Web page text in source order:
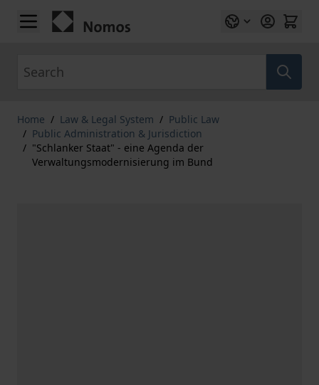
Skip to Content
Home / Law & Legal System / Public Law
/ Public Administration & Jurisdiction
/ "Schlanker Staat" - eine Agenda der
Verwaltungsmodernisierung im Bund